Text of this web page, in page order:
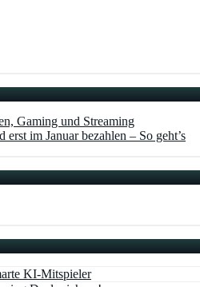
Gaming und Streaming
im Januar bezahlen – So geht’s
KI-Mitspieler